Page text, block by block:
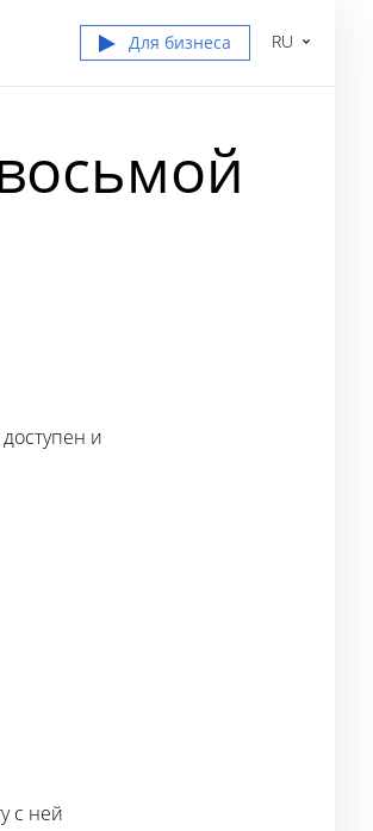
Для бизнеса RU
и
с ней